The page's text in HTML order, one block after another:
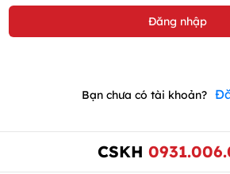
Bạn chưa có tài khoản?
CSKH